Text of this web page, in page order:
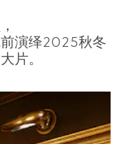
演绎2025秋冬
片。